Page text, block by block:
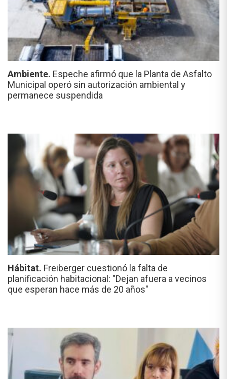
Ambiente. Espeche afirmó que la Planta de Asfalto
Municipal operó sin autorización ambiental y
permanece suspendida
Hábitat. Freiberger cuestionó la falta de
planificación habitacional: "Dejan afuera a vecinos
que esperan hace más de 20 años"